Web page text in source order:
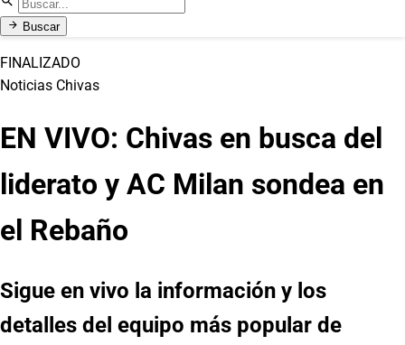
Buscar
FINALIZADO
Noticias Chivas
EN VIVO: Chivas en busca del
liderato y AC Milan sondea en
el Rebaño
Sigue en vivo la información y los
detalles del equipo más popular de